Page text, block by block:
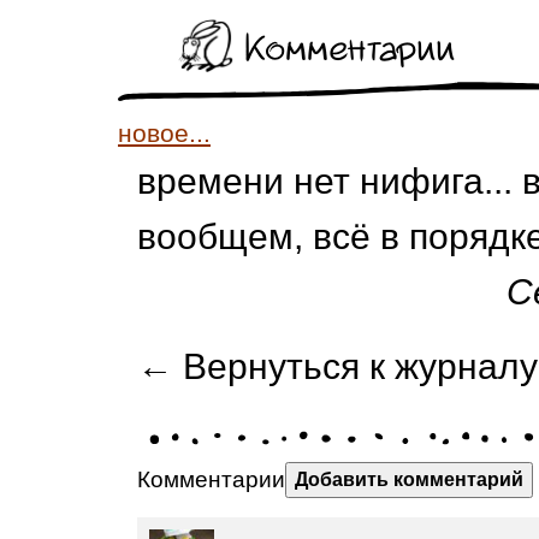
Комментарии
новое...
времени нет нифига...
вообщем, всё в
← Вернуться к
Комментарии Добавить комментарий